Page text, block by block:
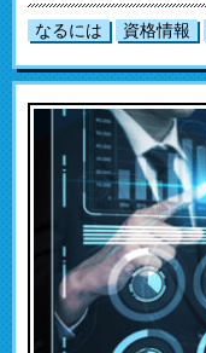
なるには 資格情報